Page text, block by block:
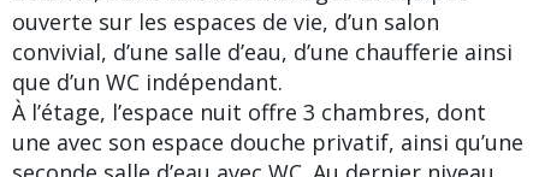
ouverte sur les espaces de vie, d’un salon
convivial, d’une salle d’eau, d’une chaufferie ainsi
que d’un WC indépendant.
À l’étage, l’espace nuit offre 3 chambres, dont
une avec son espace douche privatif, ainsi qu’une